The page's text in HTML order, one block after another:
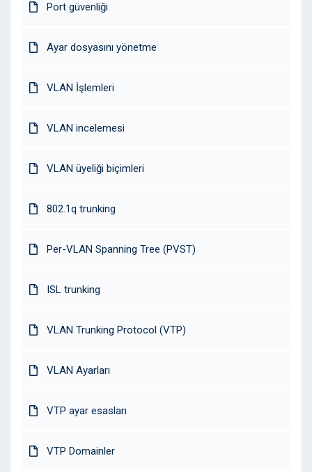
Port güvenliği
Ayar dosyasını yönetme
VLAN İşlemleri
VLAN incelemesi
VLAN üyeliği biçimleri
802.1q trunking
Per-VLAN Spanning Tree (PVST)
ISL trunking
VLAN Trunking Protocol (VTP)
VLAN Ayarları
VTP ayar esasları
VTP Domainler